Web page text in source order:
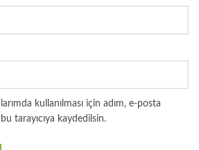
kullanılması için adım, e-posta
tarayıcıya kaydedilsin.